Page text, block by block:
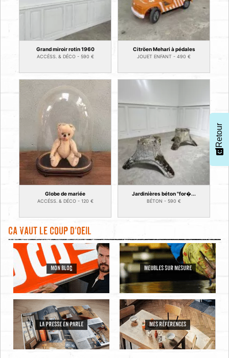
Grand miroir rotin 1960
ACCÉSS. & DÉCO - 590 €
Citröen Mehari à pédales
JOUET ENFANT - 490 €
Globe de mariée
ACCÉSS. & DÉCO - 120 €
Jardinières béton "for�...
BÉTON - 590 €
Ca vaut le coup d'oeil
MON BLOG MEUBLES SUR MESURE
LA PRESSE EN PARLE MES RÉFÉRENCES
Retour